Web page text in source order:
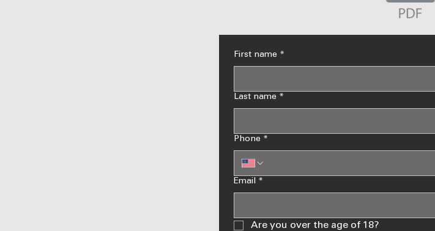
First name *
Last name *
Phone *
Email *
Are you over the age of 18?